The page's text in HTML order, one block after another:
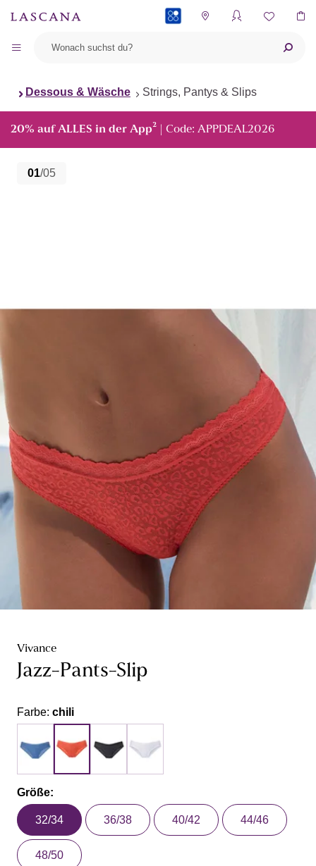
Dessous & Wäsche Strings, Pantys & Slips
20% auf ALLES in der App² | Code: APPDEAL2026
01/05
Vivance
Jazz-Pants-Slip
Farbe: chili
Größe:
32/34 36/38 40/42 44/46
48/50